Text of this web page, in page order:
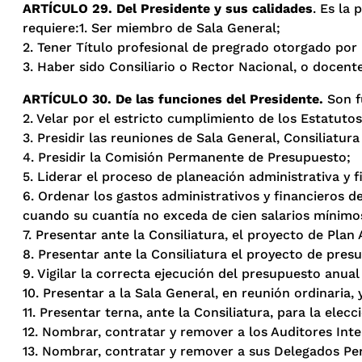
ARTÍCULO 29. Del Presidente y sus calidades. Es la
requiere:1. Ser miembro de Sala General;
2. Tener Título profesional de pregrado otorgado por
3. Haber sido Consiliario o Rector Nacional, o
ARTÍCULO 30. De las funciones del Presidente. Son
2. Velar por el estricto cumplimiento de los
3. Presidir las reuniones de Sala General,
4. Presidir la Comisión Permanente de Presupuesto;
5. Liderar el proceso de planeación administrativa y
6. Ordenar los gastos administrativos y financieros
cuando su cuantía no exceda de cien salarios
7. Presentar ante la Consiliatura, el proyecto de
8. Presentar ante la Consiliatura el proyecto de
9. Vigilar la correcta ejecución del presupuesto
10. Presentar a la Sala General, en reunión
11. Presentar terna, ante la Consiliatura, para la
12. Nombrar, contratar y remover a los Auditores
13. Nombrar, contratar y remover a sus Delegados